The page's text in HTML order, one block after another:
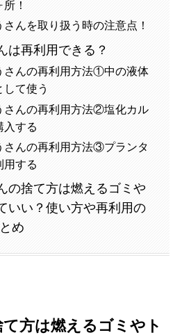
！
さんを取り扱う時の注意点！
は再利用できる？
さんの再利用方法①中の液体
して使う
さんの再利用方法②塩化カル
入する
さんの再利用方法③プランタ
用する
の捨て方は燃えるゴミや
いい？使い方や再利用の
め
方は燃えるゴミやト